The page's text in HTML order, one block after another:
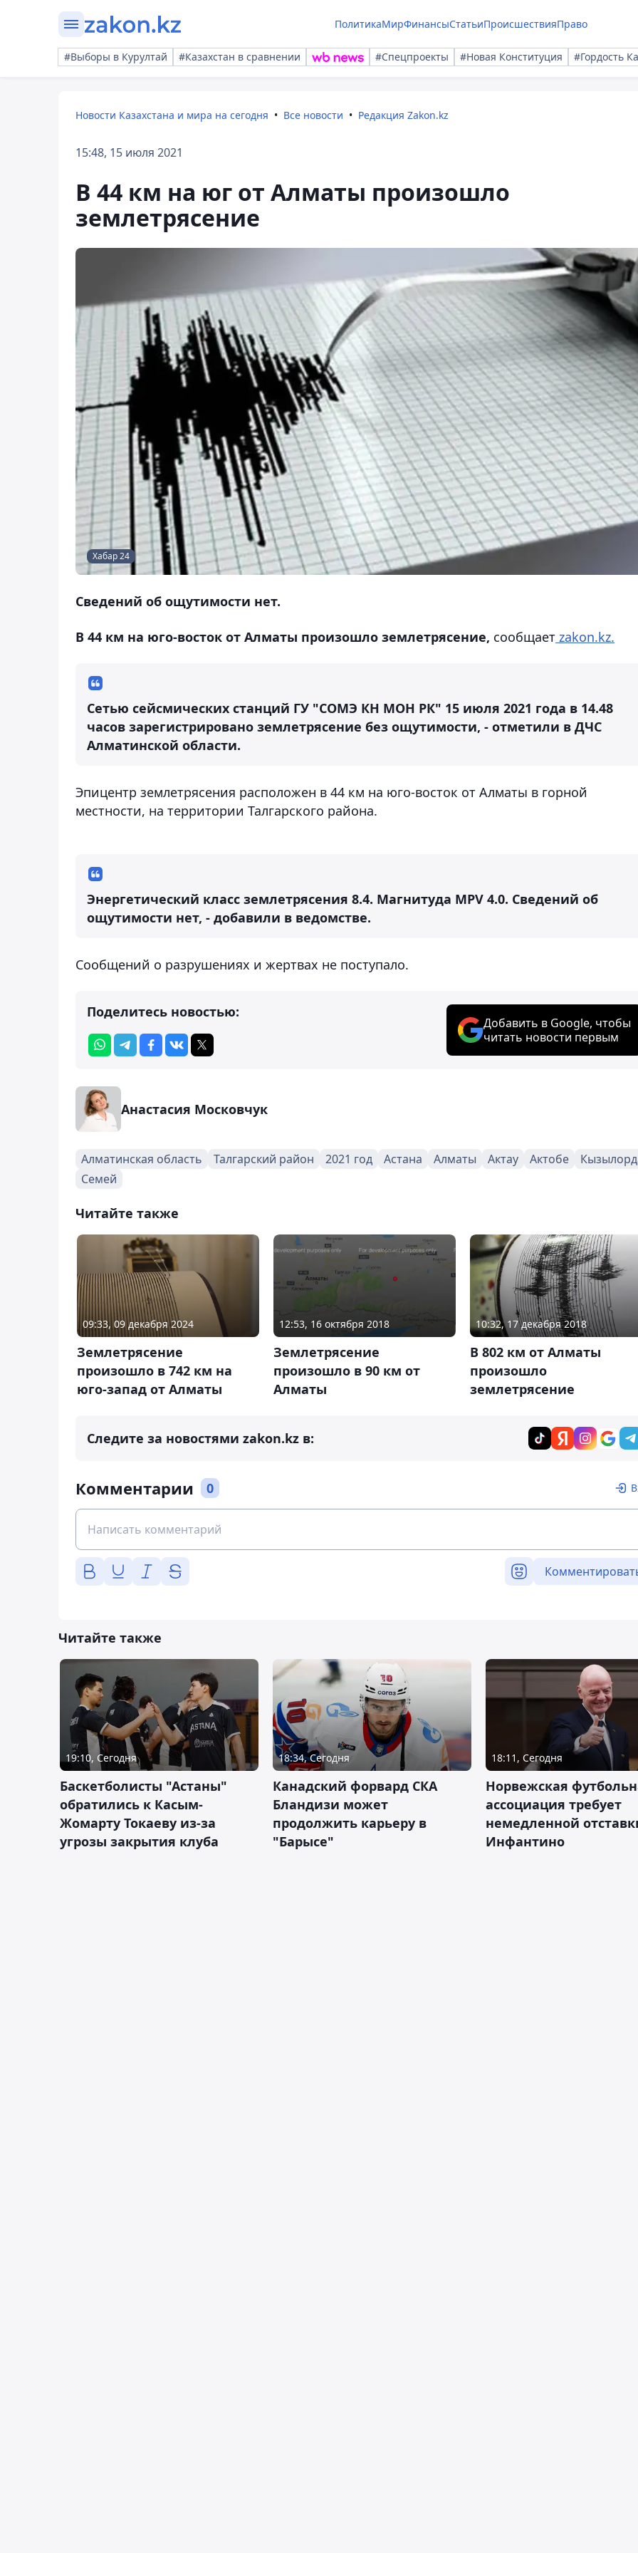
ПолитикаМирФинансыСтатьиПроисшествияПраво
#Выборы в Курултай #Казахстан в сравнении #Спецпроекты #Новая Конституция #Гордость
Новости Казахстана и мира на сегодня Все новости Редакция Zakon.kz
15:48, 15 июля 2021
В 44 км на юг от Алматы произошло
землетрясение
Хабар 24
Сведений об ощутимости нет.
В 44 км на юго-восток от Алматы произошло землетрясение, сообщает zakon.kz.
Сетью сейсмических станций ГУ "СОМЭ КН МОН РК" 15 июля 2021 года в 14.48
часов зарегистрировано землетрясение без ощутимости, - отметили в ДЧС
Алматинской области.
Эпицентр землетрясения расположен в 44 км на юго-восток от Алматы в горной
местности, на территории Талгарского района.
Энергетический класс землетрясения 8.4. Магнитуда MPV 4.0. Сведений об
ощутимости нет, - добавили в ведомстве.
Сообщений о разрушениях и жертвах не поступало.
Поделитесь новостью:
Добавить в Google, чтобы
читать новости первым
Анастасия Московчук
Алматинская область Талгарский район 2021 год Астана Алматы Актау Актобе
Семей
Читайте также
09:33, 09 декабря 2024
Землетрясение
произошло в 742 км на
юго-запад от Алматы
12:53, 16 октября 2018
Землетрясение
произошло в 90 км от
Алматы
10:32, 17 декабря 2018
В 802 км от Алматы
произошло
землетрясение
Следите за новостями zakon.kz в:
Комментарии 0
Читайте также
19:10, Сегодня
Баскетболисты "Астаны"
обратились к Касым-
Жомарту Токаеву из-за
угрозы закрытия клуба
18:34, Сегодня
Канадский форвард СКА
Бландизи может
продолжить карьеру в
"Барысе"
18:11, Сегодня
Норвежская
ассоциация требует
немедленной
Инфантино